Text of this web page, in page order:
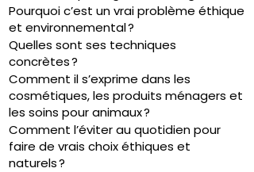
Pourquoi c’est un vrai problème éthique
et environnemental ?
Quelles sont ses techniques
concrètes ?
Comment il s’exprime dans les
cosmétiques, les produits ménagers et
les soins pour animaux ?
Comment l’éviter au quotidien pour
faire de vrais choix éthiques et
naturels ?